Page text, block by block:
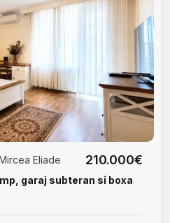
garaj subteran si boxa
Eliade 210.000€